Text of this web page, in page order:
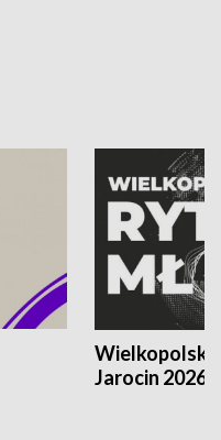
Jarocin 2026